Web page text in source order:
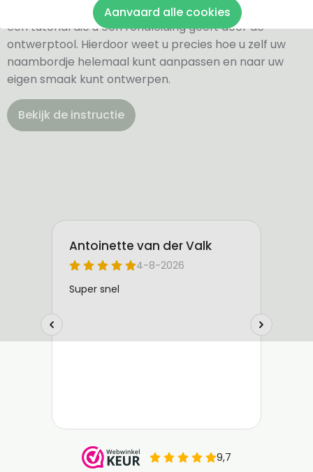
Via onderstaande knop komt u bij een instructie en
een tutorial die u een rondleiding geeft door de
ontwerptool. Hierdoor weet u precies hoe u zelf uw
naambordje helemaal kunt aanpassen en naar uw
eigen smaak kunt ontwerpen.
Bekijk de instructie
Aanvaard alle cookies